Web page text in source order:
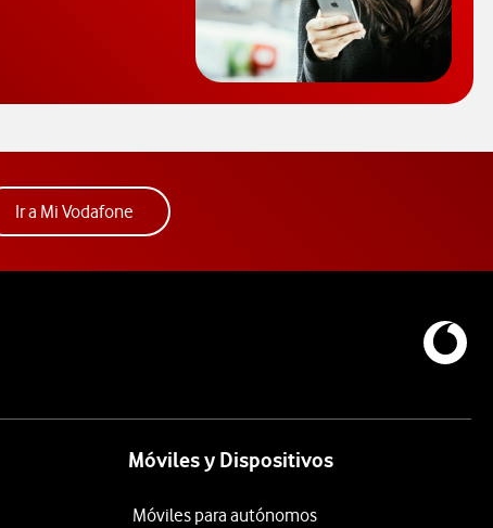
consultar el código PUK y desbloquear el móvil. Abre ventana
Ir a Mi VodafoneAcceder a la app Mi Vodafone. Abre ventana
Móviles y Dispositivos
Móviles para autónomos